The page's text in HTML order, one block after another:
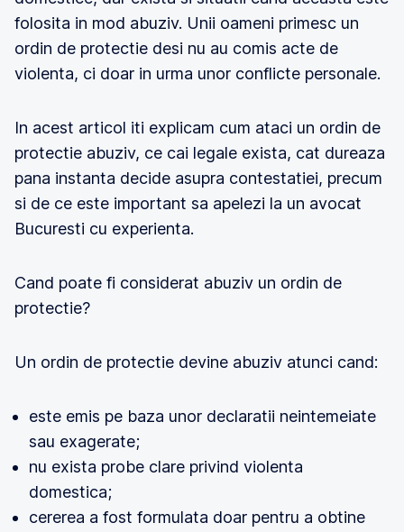
folosita in mod abuziv. Unii oameni primesc un
ordin de protectie desi nu au comis acte de
violenta, ci doar in urma unor conflicte personale.
In acest articol iti explicam cum ataci un ordin de
protectie abuziv, ce cai legale exista, cat dureaza
pana instanta decide asupra contestatiei, precum
si de ce este important sa apelezi la un avocat
Bucuresti cu experienta.
Cand poate fi considerat abuziv un ordin de
protectie?
Un ordin de protectie devine abuziv atunci cand:
este emis pe baza unor declaratii neintemeiate
sau exagerate;
nu exista probe clare privind violenta
domestica;
cererea a fost formulata doar pentru a obtine